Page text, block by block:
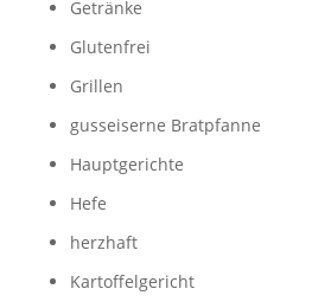
Getränke
Glutenfrei
Grillen
gusseiserne Bratpfanne
Hauptgerichte
Hefe
herzhaft
Kartoffelgericht